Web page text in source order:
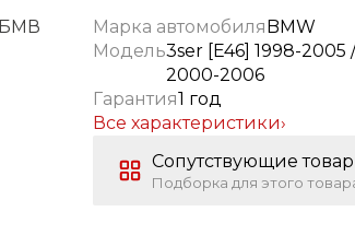
Марка автомобиляBMW
Модель3ser [E46] 1998-2005
2000-2006
Гарантия1 год
Все характеристики
Сопутствующие
Подборка для этого